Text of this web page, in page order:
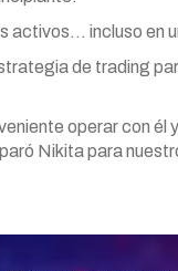
activos… incluso en
de trading
operar con él
Nikita para